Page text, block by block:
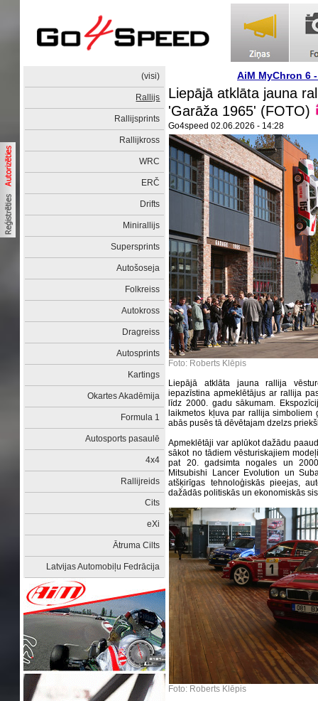
(visi)
Rallijs
Rallijsprints
Rallijkross
WRC
ERČ
Drifts
Minirallijs
Supersprints
Autošoseja
Folkreiss
Autokross
Dragreiss
Autosprints
Kartings
Okartes Akadēmija
Formula 1
Autosports pasaulē
4x4
Rallijreids
Cits
eXi
Ātruma Cilts
Latvijas Automobiļu Fedrācija
AiM MyChron 6
Liepājā atklāta jauna
'Garāža 1965' (FOTO)
Go4speed 02.06.2026 - 14:28
Foto: Roberts Klēpis
Liepājā atklāta jauna rallija
iepazīstina apmeklētājus ar rallija
līdz 2000. gadu sākumam.
laikmetos kļuva par rallija
abās pusēs tā dēvētajam dzelzs
Apmeklētāji var aplūkot dažādu
sākot no tādiem vēsturiskajiem
pat 20. gadsimta nogales un
Mitsubishi Lancer Evolution un
atšķirīgas tehnoloģiskās pieejas,
dažādās politiskās un ekonomiskās
Foto: Roberts Klēpis